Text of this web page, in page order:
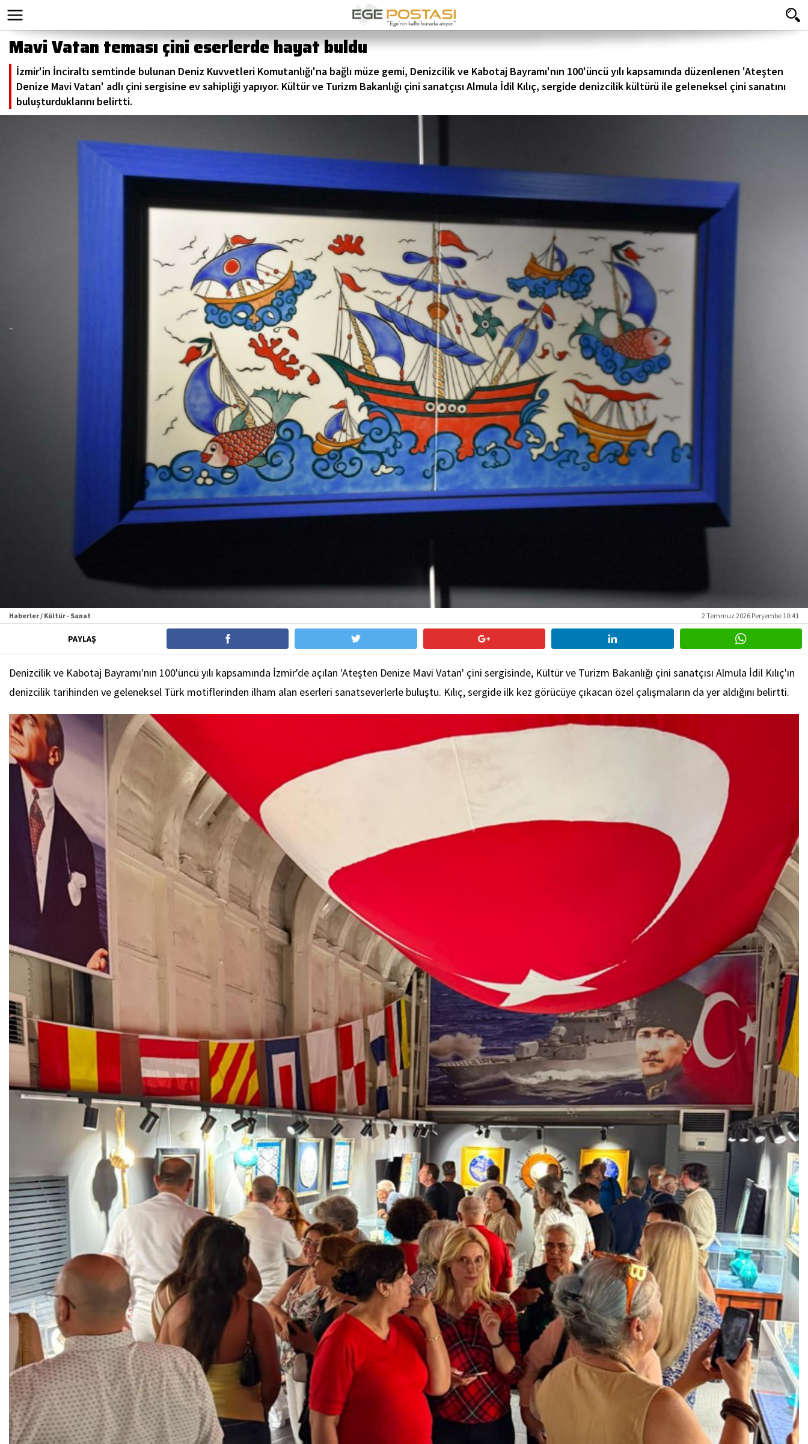
Mavi Vatan teması çini eserlerde hayat buldu
İzmir'in İnciraltı semtinde bulunan Deniz Kuvvetleri Komutanlığı'na bağlı müze gemi, Denizcilik ve Kabotaj Bayramı'nın 100'üncü yılı kapsamında düzenlenen 'Ateşten
Denize Mavi Vatan' adlı çini sergisine ev sahipliği yapıyor. Kültür ve Turizm Bakanlığı çini sanatçısı Almula İdil Kılıç, sergide denizcilik kültürü ile geleneksel çini sanatını
buluşturduklarını belirtti.
Haberler / Kültür - Sanat 2 Temmuz 2026 Perşembe 10:41
PAYLAŞ
Denizcilik ve Kabotaj Bayramı'nın 100'üncü yılı kapsamında İzmir'de açılan 'Ateşten Denize Mavi Vatan' çini sergisinde, Kültür ve Turizm Bakanlığı çini sanatçısı Almula İdil Kılıç'ın
denizcilik tarihinden ve geleneksel Türk motiflerinden ilham alan eserleri sanatseverlerle buluştu. Kılıç, sergide ilk kez görücüye çıkacan özel çalışmaların da yer aldığını belirtti.